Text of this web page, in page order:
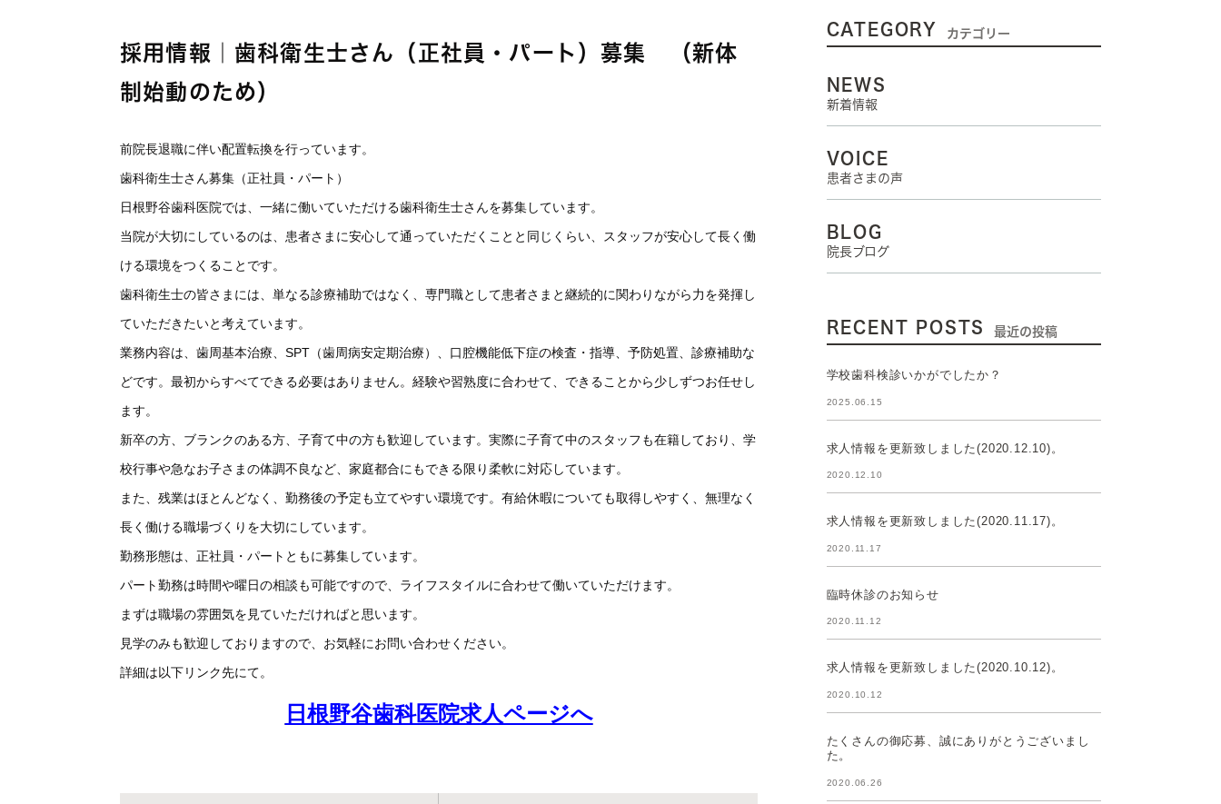
採用情報｜歯科衛生士さん（正社員・パート）募集 （新体
制始動のため）
前院長退職に伴い配置転換を行っています。
歯科衛生士さん募集（正社員・パート）
日根野谷歯科医院では、一緒に働いていただける歯科衛生士さんを募集しています。
当院が大切にしているのは、患者さまに安心して通っていただくことと同じくらい、スタッフが安心して長く働
ける環境をつくることです。
歯科衛生士の皆さまには、単なる診療補助ではなく、専門職として患者さまと継続的に関わりながら力を発揮し
ていただきたいと考えています。
業務内容は、歯周基本治療、SPT（歯周病安定期治療）、口腔機能低下症の検査・指導、予防処置、診療補助な
どです。最初からすべてできる必要はありません。経験や習熟度に合わせて、できることから少しずつお任せし
ます。
新卒の方、ブランクのある方、子育て中の方も歓迎しています。実際に子育て中のスタッフも在籍しており、学
校行事や急なお子さまの体調不良など、家庭都合にもできる限り柔軟に対応しています。
また、残業はほとんどなく、勤務後の予定も立てやすい環境です。有給休暇についても取得しやすく、無理なく
長く働ける職場づくりを大切にしています。
勤務形態は、正社員・パートともに募集しています。
パート勤務は時間や曜日の相談も可能ですので、ライフスタイルに合わせて働いていただけます。
まずは職場の雰囲気を見ていただければと思います。
見学のみも歓迎しておりますので、お気軽にお問い合わせください。
詳細は以下リンク先にて。
日根野谷歯科医院求人ページへ
CATEGORY カテゴリー
NEWS
新着情報
VOICE
患者さまの声
BLOG
院長ブログ
RECENT POSTS 最近の投稿
学校歯科検診いかがでしたか？
2025.06.15
求人情報を更新致しました(2020.12.10)。
2020.12.10
求人情報を更新致しました(2020.11.17)。
2020.11.17
臨時休診のお知らせ
2020.11.12
求人情報を更新致しました(2020.10.12)。
2020.10.12
たくさんの御応募、誠にありがとうございまし
た。
2020.06.26